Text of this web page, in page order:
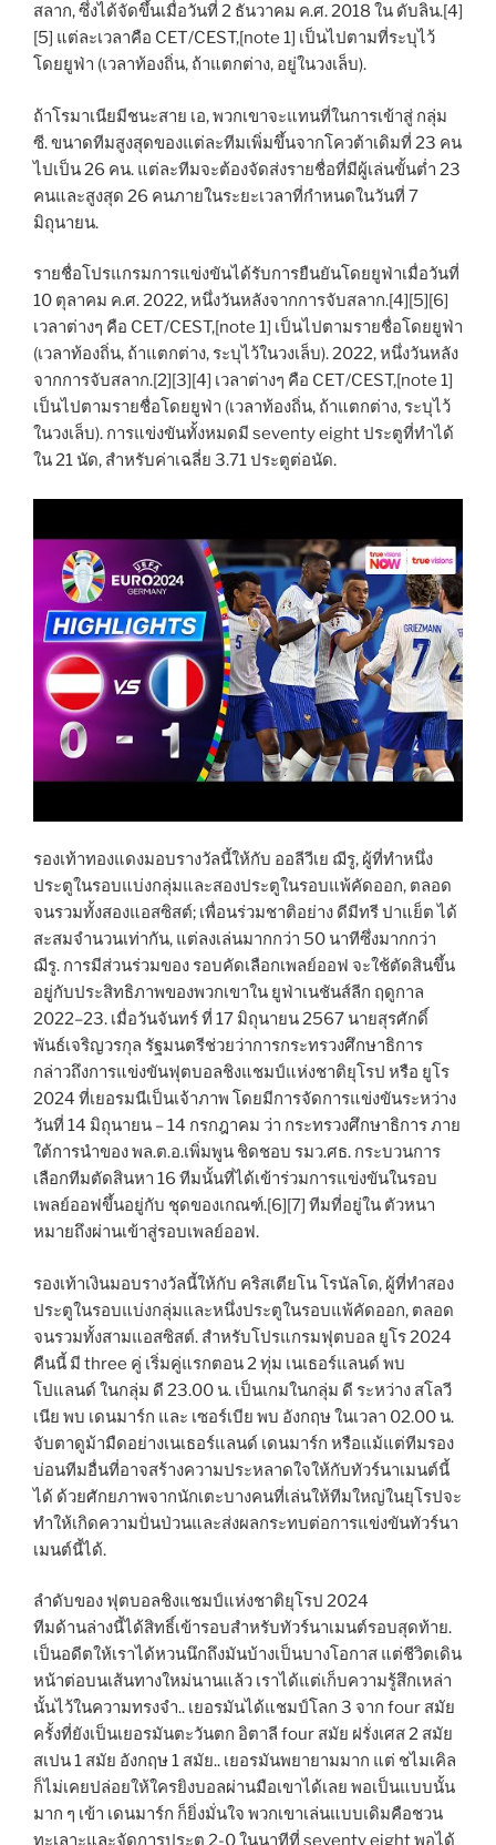
สลาก, ซึ่งได้จัดขึ้นเมื่อวันที่ 2 ธันวาคม ค.ศ. 2018 ใน ดับลิน.[4]
[5] แต่ละเวลาคือ CET/CEST,[note 1] เป็นไปตามที่ระบุไว้
โดยยูฟ่า (เวลาท้องถิ่น, ถ้าแตกต่าง, อยู่ในวงเล็บ).
ถ้าโรมาเนียมีชนะสาย เอ, พวกเขาจะแทนที่ในการเข้าสู่ กลุ่ม
ซี. ขนาดทีมสูงสุดของแต่ละทีมเพิ่มขึ้นจากโควต้าเดิมที่ 23 คน
ไปเป็น 26 คน. แต่ละทีมจะต้องจัดส่งรายชื่อที่มีผู้เล่นขั้นต่ำ 23
คนและสูงสุด 26 คนภายในระยะเวลาที่กำหนดในวันที่ 7
มิถุนายน.
รายชื่อโปรแกรมการแข่งขันได้รับการยืนยันโดยยูฟ่าเมื่อวันที่
10 ตุลาคม ค.ศ. 2022, หนึ่งวันหลังจากการจับสลาก.[4][5][6]
เวลาต่างๆ คือ CET/CEST,[note 1] เป็นไปตามรายชื่อโดยยูฟ่า
(เวลาท้องถิ่น, ถ้าแตกต่าง, ระบุไว้ในวงเล็บ). 2022, หนึ่งวันหลัง
จากการจับสลาก.[2][3][4] เวลาต่างๆ คือ CET/CEST,[note 1]
เป็นไปตามรายชื่อโดยยูฟ่า (เวลาท้องถิ่น, ถ้าแตกต่าง, ระบุไว้
ในวงเล็บ). การแข่งขันทั้งหมดมี seventy eight ประตูที่ทำได้
ใน 21 นัด, สำหรับค่าเฉลี่ย 3.71 ประตูต่อนัด.
รองเท้าทองแดงมอบรางวัลนี้ให้กับ ออลีวีเย ฌีรู, ผู้ที่ทำหนึ่ง
ประตูในรอบแบ่งกลุ่มและสองประตูในรอบแพ้คัดออก, ตลอด
จนรวมทั้งสองแอสซิสต์; เพื่อนร่วมชาติอย่าง ดีมีทรี ปาแย็ต ได้
สะสมจำนวนเท่ากัน, แต่ลงเล่นมากกว่า 50 นาทีซึ่งมากกว่า
ฌีรู. การมีส่วนร่วมของ รอบคัดเลือกเพลย์ออฟ จะใช้ตัดสินขึ้น
อยู่กับประสิทธิภาพของพวกเขาใน ยูฟ่าเนชันส์ลีก ฤดูกาล
2022–23. เมื่อวันจันทร์ ที่ 17 มิถุนายน 2567 นายสุรศักดิ์
พันธ์เจริญวรกุล รัฐมนตรีช่วยว่าการกระทรวงศึกษาธิการ
กล่าวถึงการแข่งขันฟุตบอลชิงแชมป์แห่งชาติยุโรป หรือ ยูโร
2024 ที่เยอรมนีเป็นเจ้าภาพ โดยมีการจัดการแข่งขันระหว่าง
วันที่ 14 มิถุนายน – 14 กรกฎาคม ว่า กระทรวงศึกษาธิการ ภาย
ใต้การนำของ พล.ต.อ.เพิ่มพูน ชิดชอบ รมว.ศธ. กระบวนการ
เลือกทีมตัดสินหา 16 ทีมนั้นที่ได้เข้าร่วมการแข่งขันในรอบ
เพลย์ออฟขึ้นอยู่กับ ชุดของเกณฑ์.[6][7] ทีมที่อยู่ใน ตัวหนา
หมายถึงผ่านเข้าสู่รอบเพลย์ออฟ.
รองเท้าเงินมอบรางวัลนี้ให้กับ คริสเตียโน โรนัลโด, ผู้ที่ทำสอง
ประตูในรอบแบ่งกลุ่มและหนึ่งประตูในรอบแพ้คัดออก, ตลอด
จนรวมทั้งสามแอสซิสต์. สำหรับโปรแกรมฟุตบอล ยูโร 2024
คืนนี้ มี three คู่ เริ่มคู่แรกตอน 2 ทุ่ม เนเธอร์แลนด์ พบ
โปแลนด์ ในกลุ่ม ดี 23.00 น. เป็นเกมในกลุ่ม ดี ระหว่าง สโลวี
เนีย พบ เดนมาร์ก และ เซอร์เบีย พบ อังกฤษ ในเวลา 02.00 น.
จับตาดูม้ามืดอย่างเนเธอร์แลนด์ เดนมาร์ก หรือแม้แต่ทีมรอง
บ่อนทีมอื่นที่อาจสร้างความประหลาดใจให้กับทัวร์นาเมนต์นี้
ได้ ด้วยศักยภาพจากนักเตะบางคนที่เล่นให้ทีมใหญ่ในยุโรปจะ
ทำให้เกิดความปั่นป่วนและส่งผลกระทบต่อการแข่งขันทัวร์นา
เมนต์นี้ได้.
ลำดับของ ฟุตบอลชิงแชมป์แห่งชาติยุโรป 2024
ทีมด้านล่างนี้ได้สิทธิ์เข้ารอบสำหรับทัวร์นาเมนต์รอบสุดท้าย.
เป็นอดีตให้เราได้หวนนึกถึงมันบ้างเป็นบางโอกาส แต่ชีวิตเดิน
หน้าต่อบนเส้นทางใหม่นานแล้ว เราได้แต่เก็บความรู้สึกเหล่า
นั้นไว้ในความทรงจำ.. เยอรมันได้แชมป์โลก 3 จาก four สมัย
ครั้งที่ยังเป็นเยอรมันตะวันตก อิตาลี four สมัย ฝรั่งเศส 2 สมัย
สเปน 1 สมัย อังกฤษ 1 สมัย.. เยอรมันพยายามมาก แต่ ชไมเคิล
ก็ไม่เคยปล่อยให้ใครยิงบอลผ่านมือเขาได้เลย พอเป็นแบบนั้น
มาก ๆ เข้า เดนมาร์ก ก็ยิ่งมั่นใจ พวกเขาเล่นแบบเดิมคือชวน
ทะเลาะและจัดการประตู 2-0 ในนาทีที่ seventy eight พอได้